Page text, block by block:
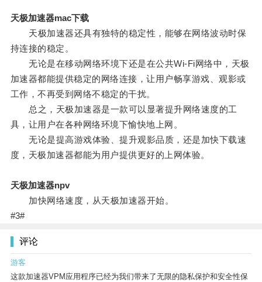
天极加速器mac下载
天极加速器还具有独特的稳定性，能够在网络波动时保
持连接的稳定。
无论是在移动网络环境下还是在公共Wi-Fi网络中，天极
加速器都能提供稳定的网络连接，让用户畅享游戏、观影或
工作，不再受到网络不稳定的干扰。
总之，天极加速器是一款可以显著提升网络速度的工
具，让用户在各种网络环境下愉快地上网。
无论是提高游戏体验、提升观影品质，还是加快下载速
度，天极加速器都能为用户提供更好的上网体验。
天极加速器npv
加快网络速度，从天极加速器开始。
#3#
评论
游客
这款加速器VPM应用程序已经为我们带来了无限的隐私保护和安全性保